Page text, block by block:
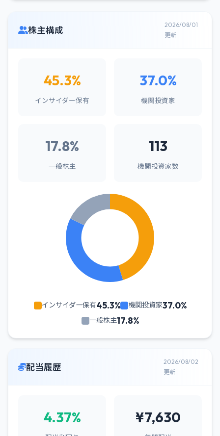
株主構成
2026/08/01
更新
45.3%
インサイダー保有
37.0%
機関投資家
17.8%
一般株主
113
機関投資家数
インサイダー保有45.3% 機関投資家37.0%
一般株主17.8%
配当履歴
2026/08/02
更新
4.37% ¥7,630